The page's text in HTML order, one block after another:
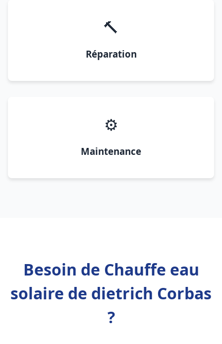
🔨
Réparation
⚙️
Maintenance
Besoin de Chauffe eau
solaire de dietrich Corbas
?